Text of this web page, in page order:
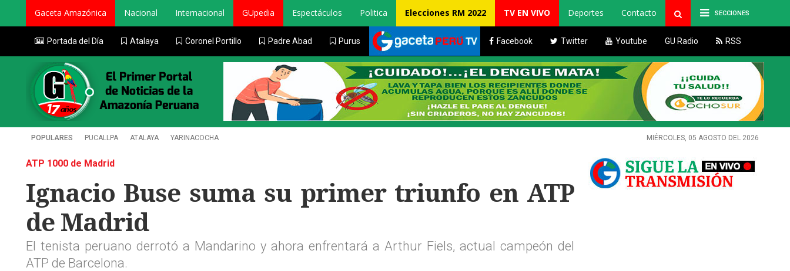
SECCIONES
Gaceta Amazónica Nacional Internacional GUpedia Espectáculos Politica Elecciones RM 2022 TV EN VIVO Deportes Contacto
Portada del Día Atalaya Coronel Portillo Padre Abad Purus Facebook Twitter Youtube GU Radio RSS
POPULARES PUCALLPA ATALAYA YARINACOCHA MIÉRCOLES, 05 AGOSTO DEL 2026
ATP 1000 de Madrid
Ignacio Buse suma su primer triunfo en ATP
de Madrid
El tenista peruano derrotó a Mandarino y ahora enfrentará a Arthur Fiels, actual campeón del
ATP de Barcelona.